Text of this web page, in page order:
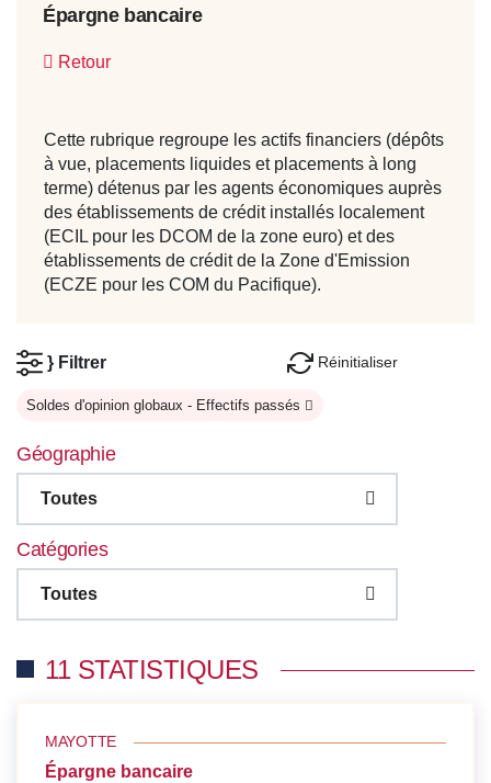
Épargne bancaire
Retour
Cette rubrique regroupe les actifs financiers (dépôts
à vue, placements liquides et placements à long
terme) détenus par les agents économiques auprès
des établissements de crédit installés localement
(ECIL pour les DCOM de la zone euro) et des
établissements de crédit de la Zone d'Emission
(ECZE pour les COM du Pacifique).
11 STATISTIQUES
MAYOTTE
Épargne bancaire
} Filtrer Réinitialiser
Soldes d'opinion globaux - Effectifs passés
Géographie
Toutes
Catégories
Toutes